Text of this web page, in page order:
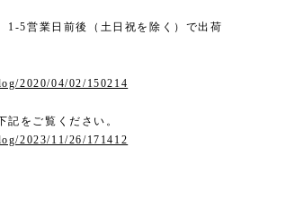
1-5営業日前後（土日祝を除く）で出荷
2020/04/02/150214
記をご覧ください。
2023/11/26/171412